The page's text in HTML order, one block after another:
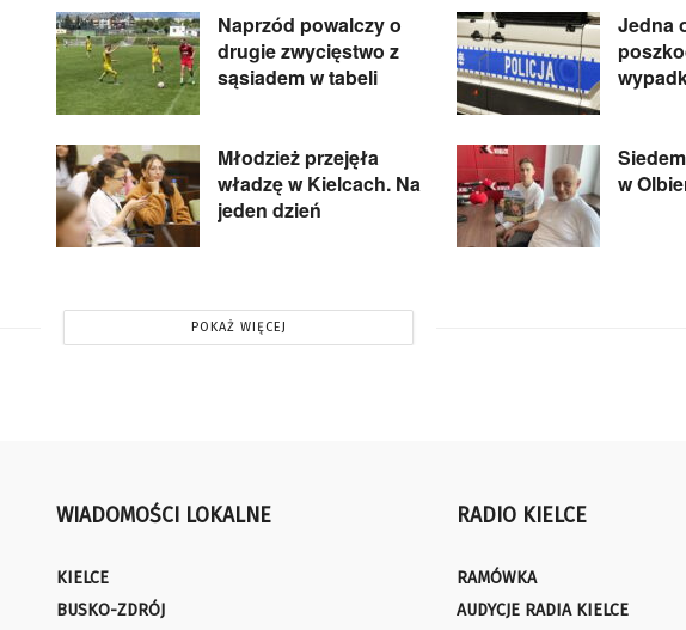
Naprzód powalczy o
drugie zwycięstwo z
sąsiadem w tabeli
Jedna
Młodzież przejęła
władzę w Kielcach. Na
jeden dzień
w
POKAŻ WIĘCEJ
WIADOMOŚCI LOKALNE
KIELCE
BUSKO-ZDRÓJ
RADIO KIELCE
RAMÓWKA
AUDYCJE RADIA KIELCE